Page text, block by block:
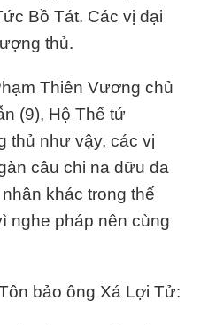
Bồ Tát. Các vị đại
thủ.
Thiên Vương chủ
(9), Hộ Thế tứ
như vậy, các vị
câu chi na dữu đa
khác trong thế
nghe pháp nên cùng
bảo ông Xá Lợi Tử: